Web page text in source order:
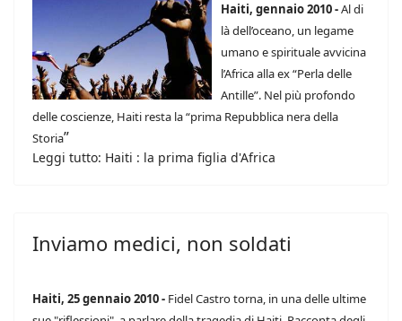
Haiti, gennaio 2010 -Al di
là dell’oceano, un legame
umano e spirituale avvicina
l’Africa alla ex “Perla delle
Antille”. Nel più profondo
delle coscienze, Haiti resta la “prima Repubblica nera della
Storia”
Leggi tutto: Haiti : la prima figlia d'Africa
Inviamo medici, non soldati
Haiti, 25 gennaio 2010 - Fidel Castro torna, in una delle ultime